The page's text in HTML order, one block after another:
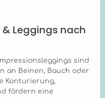
Oberkörperbereich
entwickelt wurde,
Kompressionshandsch
uhen oder -strümpfen,
die an den
Extremitäten getragen
anderen
beispielsweise bei
begleitender
Lipödem- oder
Lymphödemtherapie?
+ Der Marena
Leggings nach
sind
an Beinen, Bauch oder
Konturierung,
fördern eine